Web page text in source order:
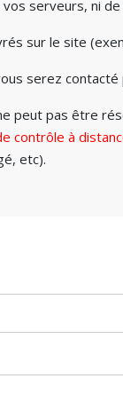
serveurs, ni
sur le site
serez
peut pas être
contrôle à
etc).